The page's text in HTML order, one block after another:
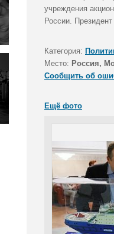
учреждения
России.
Категория:
Место: Россия,
Сообщить об
Ещё фото